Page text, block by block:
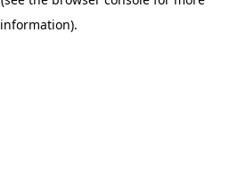
information).